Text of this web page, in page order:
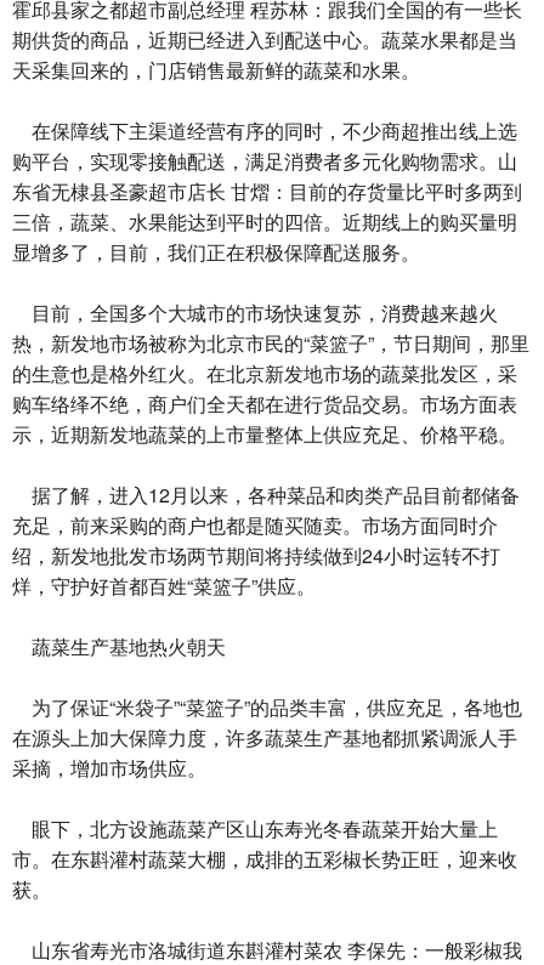
霍邱县家之都超市副总经理 程苏林：跟我们全国的有一些长
期供货的商品，近期已经进入到配送中心。蔬菜水果都是当
天采集回来的，门店销售最新鲜的蔬菜和水果。
在保障线下主渠道经营有序的同时，不少商超推出线上选
购平台，实现零接触配送，满足消费者多元化购物需求。山
东省无棣县圣豪超市店长 甘熠：目前的存货量比平时多两到
三倍，蔬菜、水果能达到平时的四倍。近期线上的购买量明
显增多了，目前，我们正在积极保障配送服务。
目前，全国多个大城市的市场快速复苏，消费越来越火
热，新发地市场被称为北京市民的“菜篮子”，节日期间，那里
的生意也是格外红火。在北京新发地市场的蔬菜批发区，采
购车络绎不绝，商户们全天都在进行货品交易。市场方面表
示，近期新发地蔬菜的上市量整体上供应充足、价格平稳。
据了解，进入12月以来，各种菜品和肉类产品目前都储备
充足，前来采购的商户也都是随买随卖。市场方面同时介
绍，新发地批发市场两节期间将持续做到24小时运转不打
烊，守护好首都百姓“菜篮子”供应。
蔬菜生产基地热火朝天
为了保证“米袋子”“菜篮子”的品类丰富，供应充足，各地也
在源头上加大保障力度，许多蔬菜生产基地都抓紧调派人手
采摘，增加市场供应。
眼下，北方设施蔬菜产区山东寿光冬春蔬菜开始大量上
市。在东斟灌村蔬菜大棚，成排的五彩椒长势正旺，迎来收
获。
山东省寿光市洛城街道东斟灌村菜农 李保先：一般彩椒我